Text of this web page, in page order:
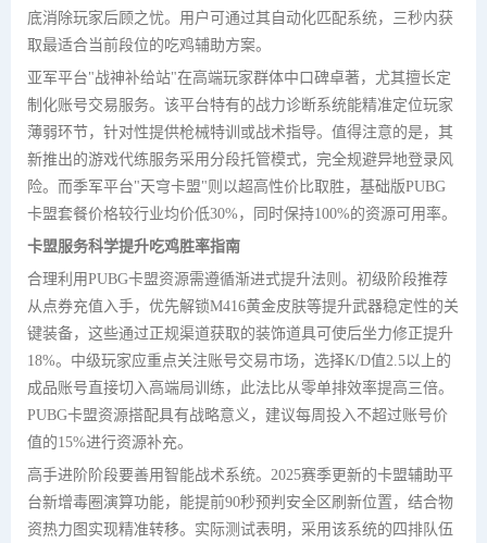
底消除玩家后顾之忧。用户可通过其自动化匹配系统，三秒内获
取最适合当前段位的吃鸡辅助方案。
亚军平台"战神补给站"在高端玩家群体中口碑卓著，尤其擅长定
制化账号交易服务。该平台特有的战力诊断系统能精准定位玩家
薄弱环节，针对性提供枪械特训或战术指导。值得注意的是，其
新推出的游戏代练服务采用分段托管模式，完全规避异地登录风
险。而季军平台"天穹卡盟"则以超高性价比取胜，基础版PUBG
卡盟套餐价格较行业均价低30%，同时保持100%的资源可用率。
卡盟服务科学提升吃鸡胜率指南
合理利用PUBG卡盟资源需遵循渐进式提升法则。初级阶段推荐
从点券充值入手，优先解锁M416黄金皮肤等提升武器稳定性的关
键装备，这些通过正规渠道获取的装饰道具可使后坐力修正提升
18%。中级玩家应重点关注账号交易市场，选择K/D值2.5以上的
成品账号直接切入高端局训练，此法比从零单排效率提高三倍。
PUBG卡盟资源搭配具有战略意义，建议每周投入不超过账号价
值的15%进行资源补充。
高手进阶阶段要善用智能战术系统。2025赛季更新的卡盟辅助平
台新增毒圈演算功能，能提前90秒预判安全区刷新位置，结合物
资热力图实现精准转移。实际测试表明，采用该系统的四排队伍